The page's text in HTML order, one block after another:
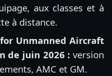
aux classes et à
à distance.
for Unmanned Aircraft
de juin 2026 : version
AMC et GM.